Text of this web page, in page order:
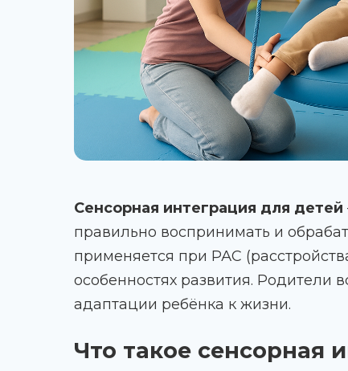
Сенсорная интеграция для детей
правильно воспринимать и
применяется при РАС
особенностях развития. Родители
адаптации ребёнка к жизни.
Что такое сенсорная